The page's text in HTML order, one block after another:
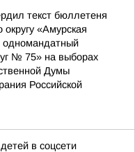
текст бюллетеня
«Амурская
одномандатный
№ 75» на выборах
Думы
Российской
в соцсети